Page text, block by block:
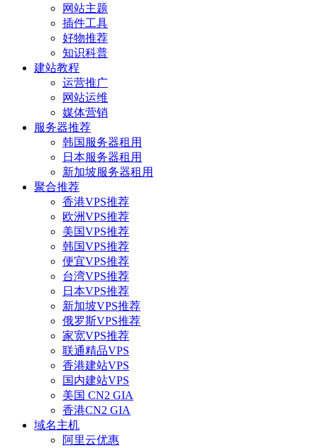
网站主题
插件工具
好物推荐
知识科普
建站教程
运营推广
网站运维
媒体营销
服务器推荐
韩国服务器租用
日本服务器租用
新加坡服务器租用
聚合推荐
香港VPS推荐
欧洲VPS推荐
美国VPS推荐
韩国VPS推荐
便宜VPS推荐
台湾VPS推荐
日本VPS推荐
新加坡VPS推荐
俄罗斯VPS推荐
家宽VPS推荐
联通精品VPS
香港建站VPS
国内建站VPS
美国 CN2 GIA
香港CN2 GIA
域名主机
阿里云优惠